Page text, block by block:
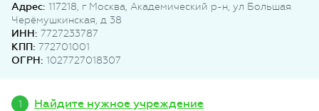
Адрес: 117218, г Москва, Академический р-н, ул Большая
Черёмушкинская, д 38
ИНН: 7727233787
КПП: 772701001
ОГРН: 1027727018307
Найдите нужное учреждение